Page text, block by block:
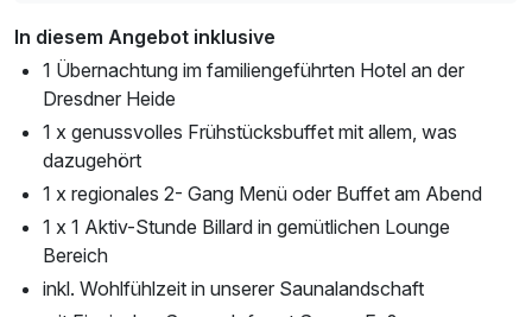
In diesem Angebot inklusive
1 Übernachtung im familiengeführten Hotel an der
Dresdner Heide
1 x genussvolles Frühstücksbuffet mit allem, was
dazugehört
1 x regionales 2- Gang Menü oder Buffet am Abend
1 x 1 Aktiv-Stunde Billard in gemütlichen Lounge
Bereich
inkl. Wohlfühlzeit in unserer Saunalandschaft